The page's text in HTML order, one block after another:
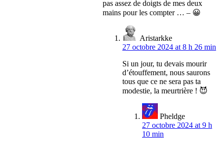
pas assez de doigts de mes deux
mains pour les compter … – 😀
Aristarkke
27 octobre 2024 at 8 h 26 min
Si un jour, tu devais mourir
d’étouffement, nous saurons
tous que ce ne sera pas ta
modestie, la meurtrière ! 😈
Pheldge
27 octobre 2024 at 9 h
10 min